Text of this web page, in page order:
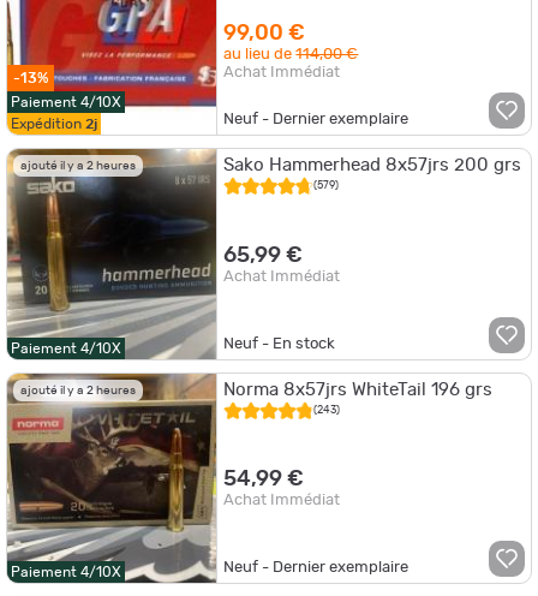
-13%
Paiement 4/10X
Expédition 2j
99,00 €
au lieu de114,00 €
Achat Immédiat
Neuf - Dernier exemplaire
ajouté il y a 2 heures
Paiement 4/10X
Sako Hammerhead 8x57jrs 200 grs
(579)
65,99 €
Achat Immédiat
Neuf - En stock
ajouté il y a 2 heures
Paiement 4/10X
Norma 8x57jrs WhiteTail 196 grs
(243)
54,99 €
Achat Immédiat
Neuf - Dernier exemplaire